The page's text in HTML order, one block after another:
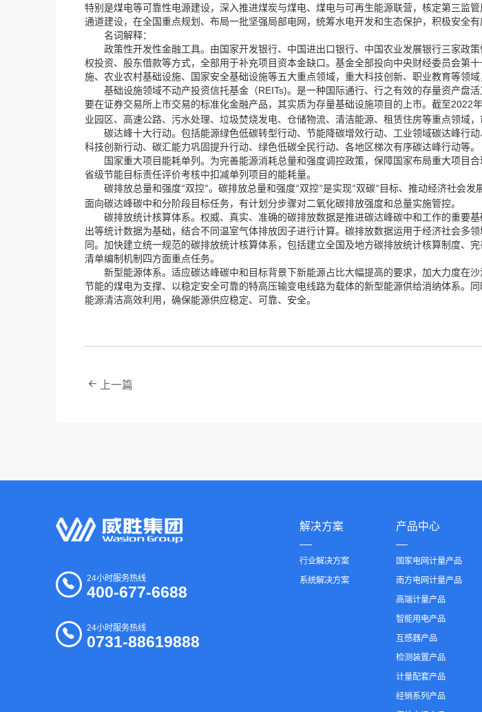
特别是煤电等可靠性电源建设， 深入推进煤炭与煤电、煤电与可再生能源联营， 核定第三监
通道建设， 在全国重点规划、布局一批坚强局部电网 ， 统筹水电开发和生态保护 ， 积极安全
名词解释：
政策性开发性金融工具。由国家开发银行、中国进出口银行、中国农业发展银行三家政策
权投资、股东借款等方式， 全部用于补充项目资本金缺口。基金全部投向中央财经委员会第
施、农业农村基础设施、国家安全基础设施等五大重点领域， 重大科技创新、职业教育等领域
基础设施领域不动产投资信托基金（REITs)。是一种国际通行、行之有效的存量资产盘活
要在证券交易所上市交易的标准化金融产品 ， 其实质为存量基础设施项目的上市。截至2022
业园区、高速公路、污水处理、垃圾焚烧发电、仓储物流、清洁能源、租赁住房等重点领域，
碳达峰十大行动。包括能源绿色低碳转型行动、节能降碳增效行动、工业领域碳达峰行
科技创新行动、碳汇能力巩固提升行动、绿色低碳全民行动、各地区梯次有序碳达峰行动等。
国家重大项目能耗单列。为完善能源消耗总量和强度调控政策， 保障国家布局重大项目
省级节能目标责任评价考核中扣减单列项目的能耗量。
碳排放总量和强度“双控”。碳排放总量和强度“双控”是实现“双碳” 目标、推动经济社会发
面向碳达峰碳中和分阶段目标任务， 有计划分步骤对二氧化碳排放强度和总量实施管控。
碳排放统计核算体系。权威、真实、准确的碳排放数据是推进碳达峰碳中和工作的重要基
出等统计数据为基础 ， 结合不同温室气体排放因子进行计算。碳排放数据运用于经济社会多领
同。加快建立统一规范的碳排放统计核算体系 ， 包括建立全国及地方碳排放统计核算制度、
清单编制机制四方面重点任务。
新型能源体系。适应碳达峰碳中和目标背景下新能源占比大幅提高的要求， 加大力度在
节能的煤电为支撑、以稳定安全可靠的特高压输变电线路为载体的新型能源供给消纳体系。同
能源清洁高效利用 ， 确保能源供应稳定、可靠、安全。
上一篇
24小时服务热线
400-677-6688
24小时服务热线
0731-88619888
解决方案
行业解决方案
系统解决方案
产品中心
国家电网计量产品
南方电网计量产品
高端计量产品
智能用电产品
互感器产品
检测装置产品
计量配套产品
经销系列产品